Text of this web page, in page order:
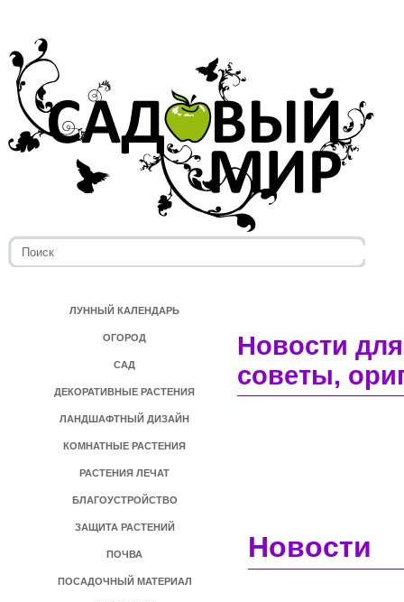
ЛУННЫЙ КАЛЕНДАРЬ
ОГОРОД
САД
ДЕКОРАТИВНЫЕ РАСТЕНИЯ
ЛАНДШАФТНЫЙ ДИЗАЙН
КОМНАТНЫЕ РАСТЕНИЯ
РАСТЕНИЯ ЛЕЧАТ
БЛАГОУСТРОЙСТВО
ЗАЩИТА РАСТЕНИЙ
ПОЧВА
ПОСАДОЧНЫЙ МАТЕРИАЛ
Новости
советы,
Новости